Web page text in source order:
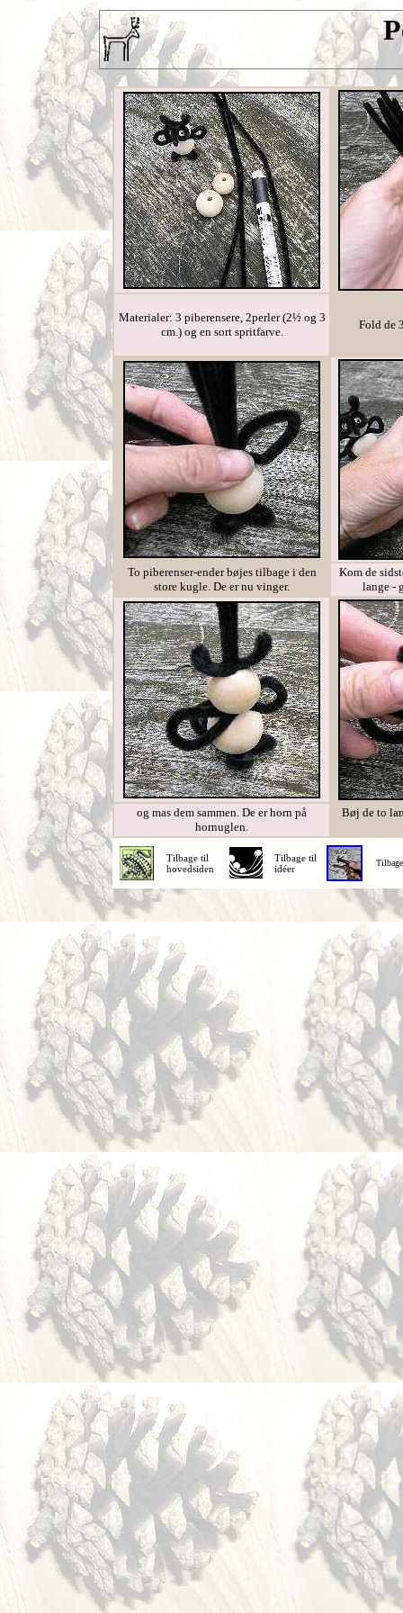
Materialer: 3 piberensere, 2perler (2½ og 3
cm.) og en sort spritfarve.
Fold de
To piberenser-ender bøjes tilbage i den
store kugle. De er nu vinger.
Kom de
lange -
og mas dem sammen. De er horn på
hornuglen.
Bøj de to
Tilbage til
hovedsiden
Tilbage til
idéer